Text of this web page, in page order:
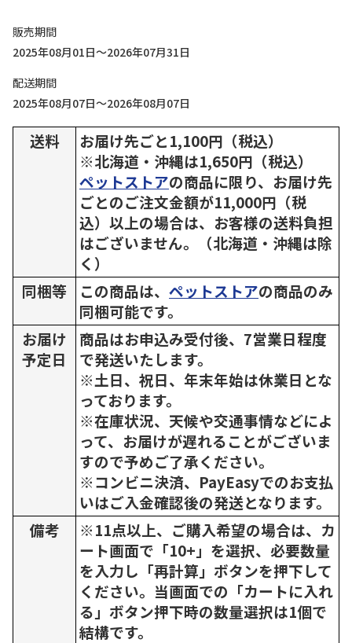
販売期間
2025年08月01日～2026年07月31日
配送期間
2025年08月07日～2026年08月07日
送料
お届け先ごと1,100円（税込）
※北海道・沖縄は1,650円（税込）
ペットストアの商品に限り、お届け先
ごとのご注文金額が11,000円（税
込）以上の場合は、お客様の送料負担
はございません。（北海道・沖縄は除
く）
同梱等
この商品は、 ペットストアの商品のみ
同梱可能です。
お届け
予定日
商品はお申込み受付後、7営業日程度
で発送いたします。
※土日、祝日、年末年始は休業日とな
っております。
※在庫状況、天候や交通事情などによ
って、お届けが遅れることがございま
すので予めご了承ください。
※コンビニ決済、PayEasyでのお支払
いはご入金確認後の発送となります。
備考
※11点以上、ご購入希望の場合は、カ
ート画面で「10+」を選択、必要数量
を入力し「再計算」ボタンを押下して
ください。当画面での「カートに入れ
る」ボタン押下時の数量選択は1個で
結構です。